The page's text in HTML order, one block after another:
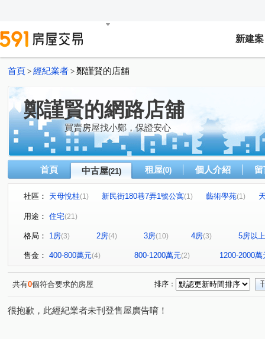
新建案
首頁 > 經紀業者 > 鄭謹賢的店舖
鄭謹賢的網路店舖
買賣房屋找小鄭，保證安心
首頁 中古屋(21) 租屋(0) 個人介紹
社區： 天母悅桂(1) 新民街180巷7弄1號公寓(1) 藝術學苑(1)
有德花園新城
"石牌公寓二樓"(1) 仁愛旭(1) 富升關渡(1)
中山北路七
自立路(2) 忠誠路一段 (1) 尊賢街(1) 中央北路四段(1)
承德路七段(1) 淡金路(1) 民族路(1) 民權路(1)
民義
福國路(1) 知行路(1) 立農街一段(1) 紹興
用途： 住宅(21)
格局： 1房(3) 2房(4) 3房(10) 4房(3) 5房以上
售金： 400-800萬元(4) 800-1200萬元(2) 1200-2000萬
共有0個符合要求的房屋 排序：
很抱歉，此經紀業者未刊登售屋廣告唷！